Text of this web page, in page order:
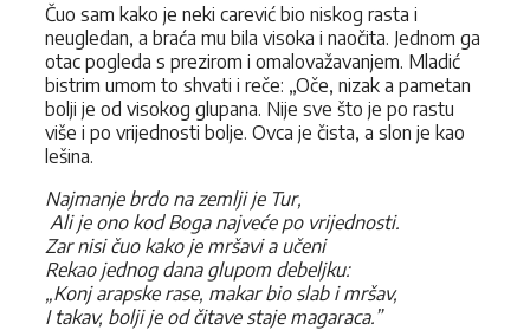
Čuo sam kako je neki carević bio niskog rasta i
neugledan, a braća mu bila visoka i naočita. Jednom ga
otac pogleda s prezirom i omalovažavanjem. Mladić
bistrim umom to shvati i reče: „Oče, nizak a pametan
bolji je od visokog glupana. Nije sve što je po rastu
više i po vrijednosti bolje. Ovca je čista, a slon je kao
lešina.
Najmanje brdo na zemlji je Tur,
Ali je ono kod Boga najveće po vrijednosti.
Zar nisi čuo kako je mršavi a učeni
Rekao jednog dana glupom debeljku:
„Konj arapske rase, makar bio slab i mršav,
I takav, bolji je od čitave staje magaraca.”